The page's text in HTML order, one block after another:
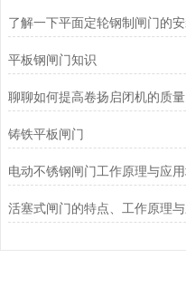
平板钢闸门知识
聊聊如何提高卷扬启闭机的质量
铸铁平板闸门